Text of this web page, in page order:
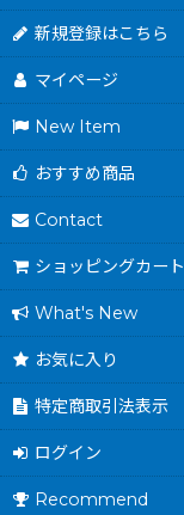
新規登録はこちら
マイページ
New Item
おすすめ商品
Contact
ショッピングカート
What's New
お気に入り
特定商取引法表示
ログイン
Recommend